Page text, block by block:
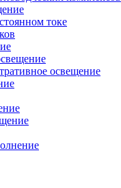
токе
освещение